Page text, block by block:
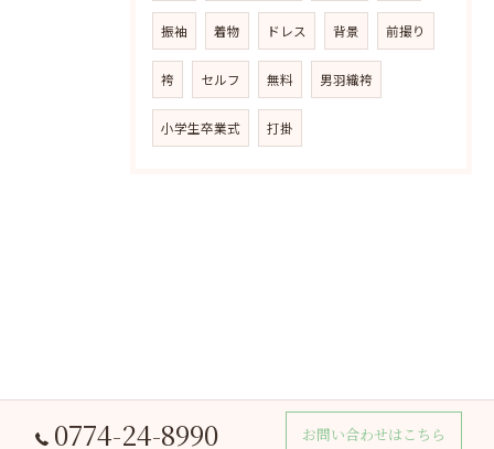
振袖 着物 ドレス 背景 前撮り
袴 セルフ 無料 男羽織袴
小学生卒業式 打掛
0774-24-8990 お問い合わせはこちら